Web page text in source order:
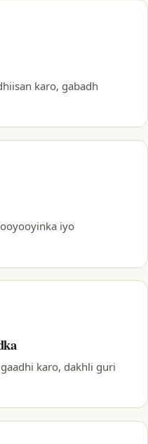
karo, gabadh
iyo
karo, dakhli guri